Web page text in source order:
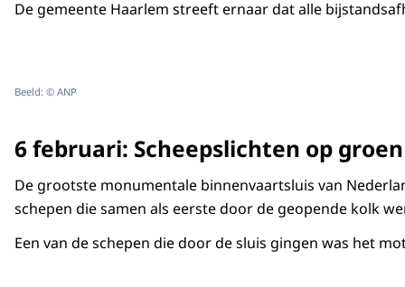
De gemeente Haarlem streeft ernaar dat alle
Beeld: © ANP
6 februari: Scheepslichten op groen
De grootste monumentale binnenvaartsluis van
schepen die samen als eerste door de geopende kolk
Een van de schepen die door de sluis gingen was het